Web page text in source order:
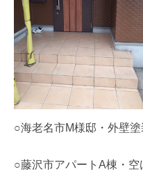
○海老名市M様邸・外壁塗
○藤沢市アパートA棟・空